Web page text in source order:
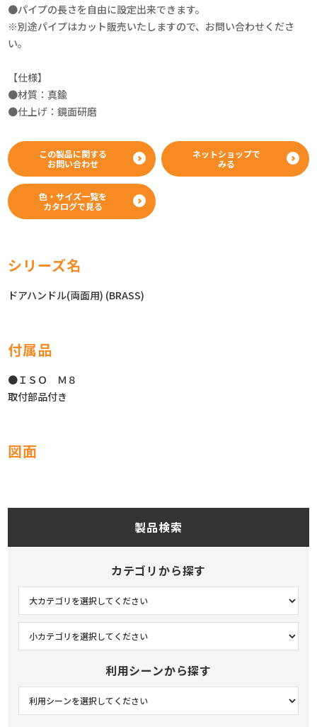
●パイプの長さを自由に設定出来できます。
※別途パイプはカット販売いたしますので、お問い合わせくださ
い。
【仕様】
●材質：真鍮
●仕上げ：鏡面研磨
この製品に関する
お問い合わせ
ネットショップで
みる
色・サイズ一覧を
カタログで見る
シリーズ名
ドアハンドル(両面用) (BRASS)
付属品
●ＩＳＯ Ｍ８
取付部品付き
図面
製品検索
カテゴリから探す
利用シーンから探す